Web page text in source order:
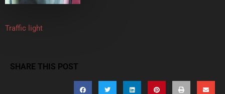
Traffic light
SHARE THIS POST